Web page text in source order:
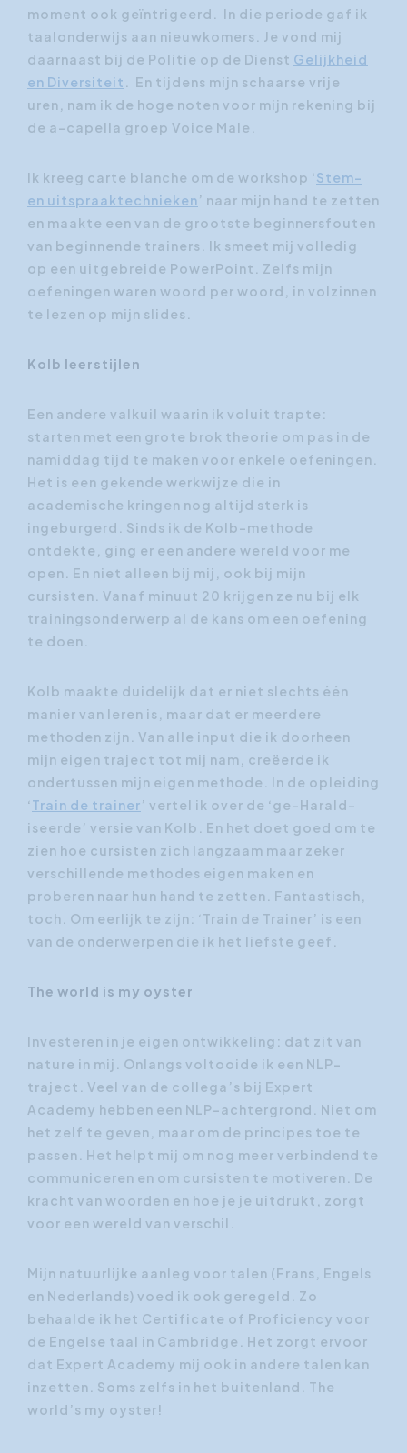
moment ook geïntrigeerd. In die periode gaf ik
taalonderwijs aan nieuwkomers. Je vond mij
daarnaast bij de Politie op de Dienst Gelijkheid
en Diversiteit
. En tijdens mijn schaarse vrije
uren, nam ik de hoge noten voor mijn rekening bij
de a-capella groep Voice Male.
Ik kreeg carte blanche om de workshop ‘ Stem-
en uitspraaktechnieken’ naar mijn hand te zetten
en maakte een van de grootste beginnersfouten
van beginnende trainers. Ik smeet mij volledig
op een uitgebreide PowerPoint. Zelfs mijn
oefeningen waren woord per woord, in volzinnen
te lezen op mijn slides.
Kolb leerstijlen
Een andere valkuil waarin ik voluit trapte:
starten met een grote brok theorie om pas in de
namiddag tijd te maken voor enkele oefeningen.
Het is een gekende werkwijze die in
academische kringen nog altijd sterk is
ingeburgerd. Sinds ik de Kolb-methode
ontdekte, ging er een andere wereld voor me
open. En niet alleen bij mij, ook bij mijn
cursisten. Vanaf minuut 20 krijgen ze nu bij elk
trainingsonderwerp al de kans om een oefening
te doen.
Kolb maakte duidelijk dat er niet slechts één
manier van leren is, maar dat er meerdere
methoden zijn. Van alle input die ik doorheen
mijn eigen traject tot mij nam, creëerde ik
ondertussen mijn eigen methode. In de opleiding
‘ Train de trainer’ vertel ik over de ‘ge-Harald-
iseerde’ versie van Kolb. En het doet goed om te
zien hoe cursisten zich langzaam maar zeker
verschillende methodes eigen maken en
proberen naar hun hand te zetten. Fantastisch,
toch. Om eerlijk te zijn: ‘Train de Trainer’ is een
van de onderwerpen die ik het liefste geef.
The world is my oyster
Investeren in je eigen ontwikkeling: dat zit van
nature in mij. Onlangs voltooide ik een NLP-
traject. Veel van de collega’s bij Expert
Academy hebben een NLP-achtergrond. Niet om
het zelf te geven, maar om de principes toe te
passen. Het helpt mij om nog meer verbindend te
communiceren en om cursisten te motiveren. De
kracht van woorden en hoe je je uitdrukt, zorgt
voor een wereld van verschil.
Mijn natuurlijke aanleg voor talen (Frans, Engels
en Nederlands) voed ik ook geregeld. Zo
behaalde ik het Certificate of Proficiency voor
de Engelse taal in Cambridge. Het zorgt ervoor
dat Expert Academy mij ook in andere talen kan
inzetten. Soms zelfs in het buitenland. The
world’s my oyster!